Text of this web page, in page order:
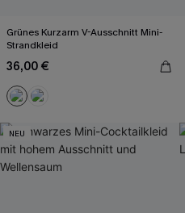
Grünes Kurzarm V-Ausschnitt Mini-
Strandkleid
36,00 €
NEU